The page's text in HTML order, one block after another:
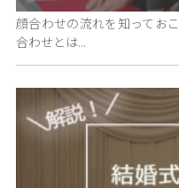
顔合わせの流れを知ってお
合わせとは...